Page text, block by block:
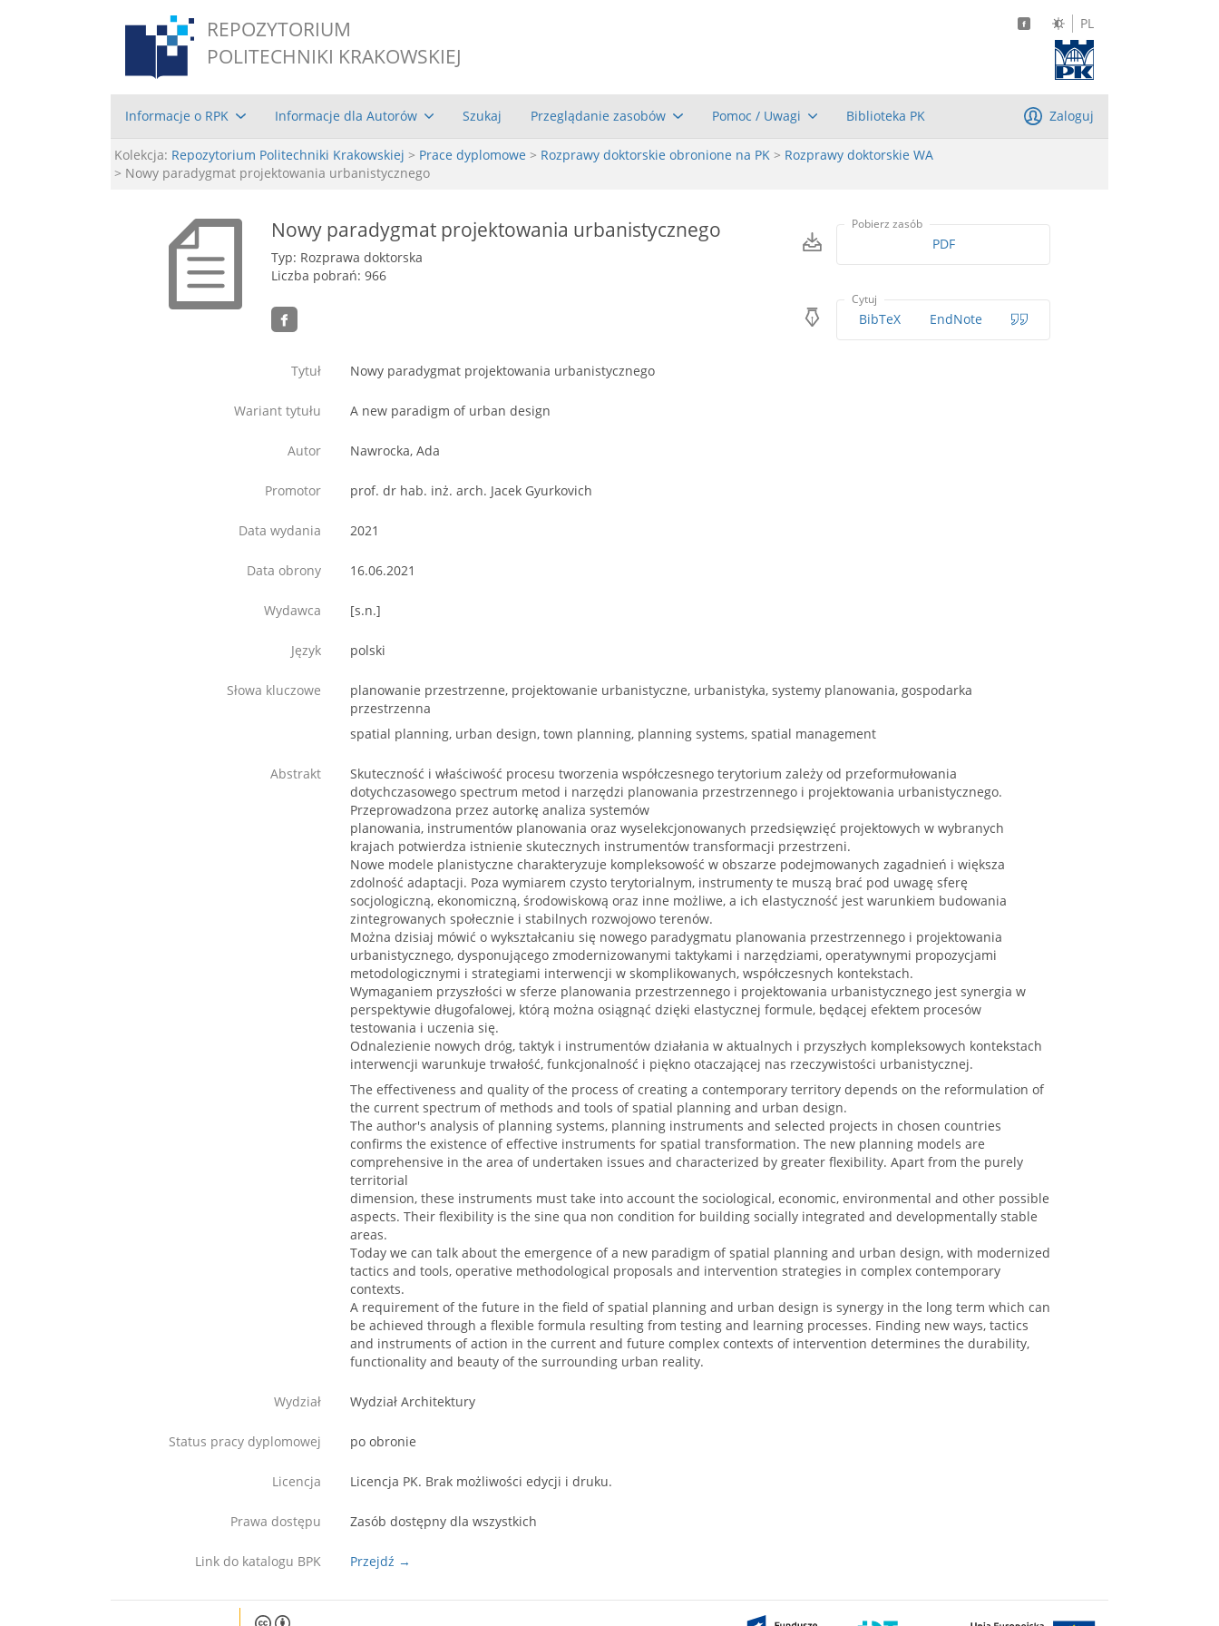
REPOZYTORIUM
POLITECHNIKI KRAKOWSKIEJ
PL
Informacje o RPK Informacje dla Autorów Szukaj Przeglądanie zasobów Pomoc / Uwagi Biblioteka PK Zaloguj
Kolekcja: Repozytorium Politechniki Krakowskiej > Prace dyplomowe > Rozprawy doktorskie obronione na PK > Rozprawy doktorskie WA
> Nowy paradygmat projektowania urbanistycznego
Nowy paradygmat projektowania urbanistycznego
Typ: Rozprawa doktorska
Liczba pobrań: 966
Pobierz zasób
PDF
Cytuj
BibTeX EndNote
Tytuł Nowy paradygmat projektowania urbanistycznego
Wariant tytułu A new paradigm of urban design
Autor Nawrocka, Ada
Promotor prof. dr hab. inż. arch. Jacek Gyurkovich
Data wydania 2021
Data obrony 16.06.2021
Wydawca [s.n.]
Język polski
Słowa kluczowe
planowanie przestrzenne, projektowanie urbanistyczne, urbanistyka, systemy planowania, gospodarka
przestrzenna
spatial planning, urban design, town planning, planning systems, spatial management
Abstrakt
Skuteczność i właściwość procesu tworzenia współczesnego terytorium zależy od przeformułowania
dotychczasowego spectrum metod i narzędzi planowania przestrzennego i projektowania urbanistycznego.
Przeprowadzona przez autorkę analiza systemów
planowania, instrumentów planowania oraz wyselekcjonowanych przedsięwzięć projektowych w wybranych
krajach potwierdza istnienie skutecznych instrumentów transformacji przestrzeni.
Nowe modele planistyczne charakteryzuje kompleksowość w obszarze podejmowanych zagadnień i większa
zdolność adaptacji. Poza wymiarem czysto terytorialnym, instrumenty te muszą brać pod uwagę sferę
socjologiczną, ekonomiczną, środowiskową oraz inne możliwe, a ich elastyczność jest warunkiem budowania
zintegrowanych społecznie i stabilnych rozwojowo terenów.
Można dzisiaj mówić o wykształcaniu się nowego paradygmatu planowania przestrzennego i projektowania
urbanistycznego, dysponującego zmodernizowanymi taktykami i narzędziami, operatywnymi propozycjami
metodologicznymi i strategiami interwencji w skomplikowanych, współczesnych kontekstach.
Wymaganiem przyszłości w sferze planowania przestrzennego i projektowania urbanistycznego jest synergia w
perspektywie długofalowej, którą można osiągnąć dzięki elastycznej formule, będącej efektem procesów
testowania i uczenia się.
Odnalezienie nowych dróg, taktyk i instrumentów działania w aktualnych i przyszłych kompleksowych kontekstach
interwencji warunkuje trwałość, funkcjonalność i piękno otaczającej nas rzeczywistości urbanistycznej.
The effectiveness and quality of the process of creating a contemporary territory depends on the reformulation of
the current spectrum of methods and tools of spatial planning and urban design.
The author's analysis of planning systems, planning instruments and selected projects in chosen countries
confirms the existence of effective instruments for spatial transformation. The new planning models are
comprehensive in the area of undertaken issues and characterized by greater flexibility. Apart from the purely
territorial
dimension, these instruments must take into account the sociological, economic, environmental and other possible
aspects. Their flexibility is the sine qua non condition for building socially integrated and developmentally stable
areas.
Today we can talk about the emergence of a new paradigm of spatial planning and urban design, with modernized
tactics and tools, operative methodological proposals and intervention strategies in complex contemporary
contexts.
A requirement of the future in the field of spatial planning and urban design is synergy in the long term which can
be achieved through a flexible formula resulting from testing and learning processes. Finding new ways, tactics
and instruments of action in the current and future complex contexts of intervention determines the durability,
functionality and beauty of the surrounding urban reality.
Wydział Wydział Architektury
Status pracy dyplomowej po obronie
Licencja Licencja PK. Brak możliwości edycji i druku.
Prawa dostępu Zasób dostępny dla wszystkich
Link do katalogu BPK Przejdź →